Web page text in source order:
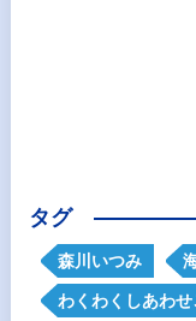
タグ
森川いつみ
わくわくしあわ